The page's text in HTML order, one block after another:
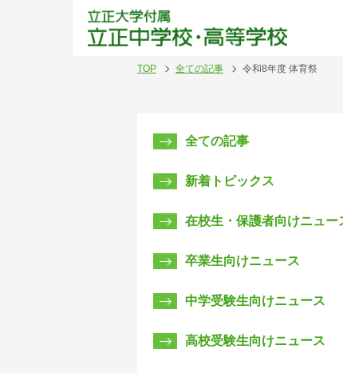
立
TOP 全ての記事 令和8年度 体育祭
全ての記事
新着トピックス
在校生・保護者向けニュー
卒業生向けニュース
中学受験生向けニュース
高校受験生向けニュース